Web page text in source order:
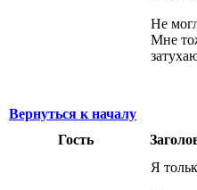
Не
Мне
Вернуться к началу
Гость
Я